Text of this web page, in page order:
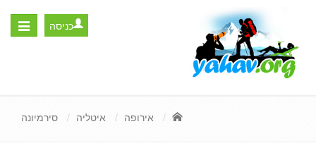
Toggle
כניסה
אירופה איטליה סירמיונה